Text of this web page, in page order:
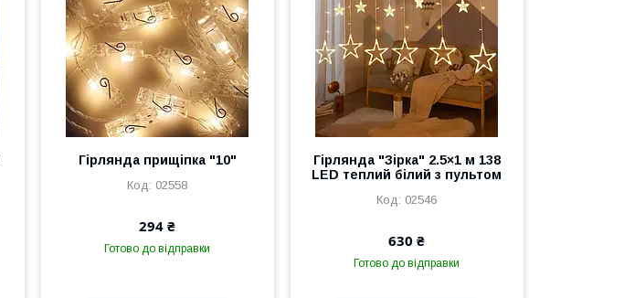
Гірлянда прищіпка "10"
02558
294 ₴
Готово до відправки
Гірлянда "Зірка" 2.5×1 м 138
LED теплий білий з пультом
02546
630 ₴
Готово до відправки